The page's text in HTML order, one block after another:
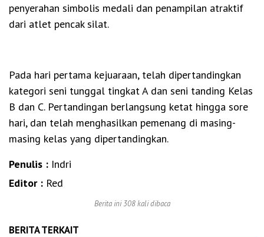
penyerahan simbolis medali dan penampilan atraktif
dari atlet pencak silat.
Pada hari pertama kejuaraan, telah dipertandingkan
kategori seni tunggal tingkat A dan seni tanding Kelas
B dan C. Pertandingan berlangsung ketat hingga sore
hari, dan telah menghasilkan pemenang di masing-
masing kelas yang dipertandingkan.
Penulis : Indri
Editor : Red
Berita ini 308 kali dibaca
BERITA TERKAIT